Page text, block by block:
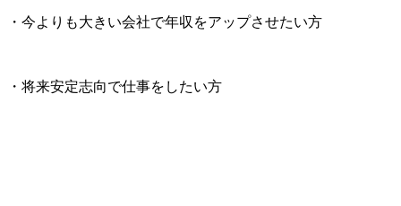
・今よりも大きい会社で年収をアップさせたい方
・将来安定志向で仕事をしたい方